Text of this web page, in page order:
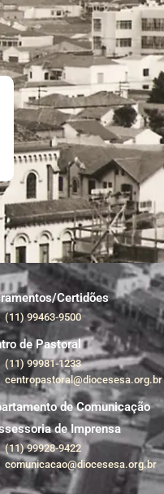
Certidões
(11) 99463-9500
de Pastoral
(11) 99981-1233
centropastoral@diocesesa.org.br
de Comunicação
de Imprensa
(11) 99928-9422
comunicacao@diocesesa.org.br